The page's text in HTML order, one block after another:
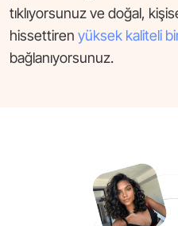
tıklıyorsunuz ve doğal,
hissettiren yüksek kaliteli
bağlanıyorsunuz.